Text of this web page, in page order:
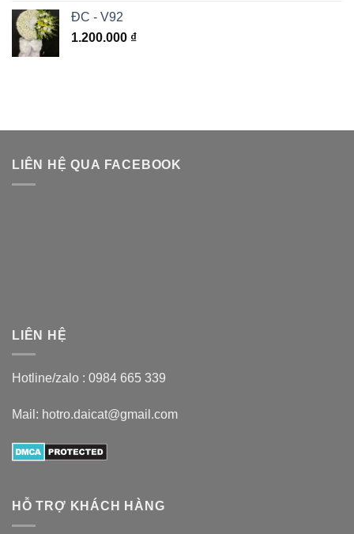
ĐC - V92
1.200.000 ₫
LIÊN HỆ QUA FACEBOOK
LIÊN HỆ
Hotline/zalo : 0984 665 339
Mail: hotro.daicat@gmail.com
HỖ TRỢ KHÁCH HÀNG